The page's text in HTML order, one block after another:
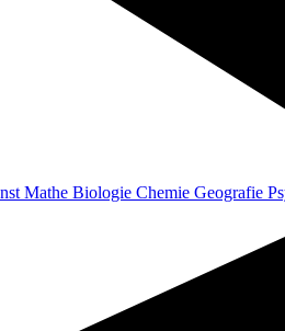
Mathe Biologie Chemie Geografie